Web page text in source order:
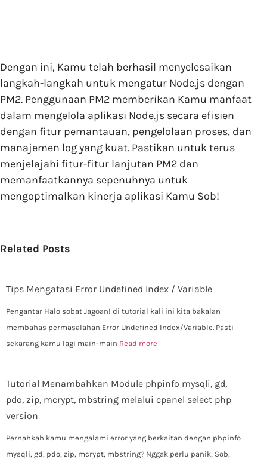
Dengan ini, Kamu telah berhasil menyelesaikan
langkah-langkah untuk mengatur Node.js dengan
PM2. Penggunaan PM2 memberikan Kamu manfaat
dalam mengelola aplikasi Node.js secara efisien
dengan fitur pemantauan, pengelolaan proses, dan
manajemen log yang kuat. Pastikan untuk terus
menjelajahi fitur-fitur lanjutan PM2 dan
memanfaatkannya sepenuhnya untuk
mengoptimalkan kinerja aplikasi Kamu Sob!
Related Posts
Tips Mengatasi Error Undefined Index / Variable
Pengantar Halo sobat Jagoan! di tutorial kali ini kita bakalan
membahas permasalahan Error Undefined Index/Variable. Pasti
sekarang kamu lagi main-main Read more
Tutorial Menambahkan Module phpinfo mysqli, gd,
pdo, zip, mcrypt, mbstring melalui cpanel select php
version
Pernahkah kamu mengalami error yang berkaitan dengan phpinfo
mysqli, gd, pdo, zip, mcrypt, mbstring? Nggak perlu panik, Sob,